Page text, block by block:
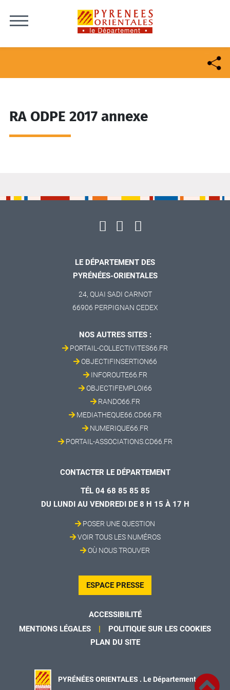
RA ODPE 2017 annexe
LE DÉPARTEMENT DES
PYRÉNÉES-ORIENTALES
24, QUAI SADI CARNOT
66906 PERPIGNAN CEDEX
NOS AUTRES SITES :
PORTAIL-COLLECTIVITES66.FR
OBJECTIFINSERTION66
INFOROUTE66.FR
OBJECTIFEMPLOI66
RANDO66.FR
MEDIATHEQUE66.CD66.FR
NUMERIQUE66.FR
PORTAIL-ASSOCIATIONS.CD66.FR
CONTACTER LE DÉPARTEMENT
TÉL 04 68 85 85 85
DU LUNDI AU VENDREDI DE 8 H 15 À 17 H
POSER UNE QUESTION
VOIR TOUS LES NUMÉROS
OÙ NOUS TROUVER
ESPACE PRESSE
ACCESSIBILITÉ
MENTIONS LÉGALES
POLITIQUE SUR LES COOKIES
PLAN DU SITE
PYRÉNÉES ORIENTALES . Le Département